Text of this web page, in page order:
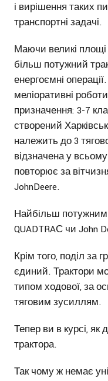
і вирішення таких
транспортні задачі.
Маючи великі
більш потужний
енергоємні
меліоративні
призначення: 3-7
створений
належить до 3
відзначена у
повторює за
JohnDeere.
Найбільш потужним
QUADTRAС чи John
Крім того, поділ за
єдиний. Трактори
типом ходової, за
тяговим зусиллям.
Тепер ви в курсі, як
трактора.
Так чому ж немає